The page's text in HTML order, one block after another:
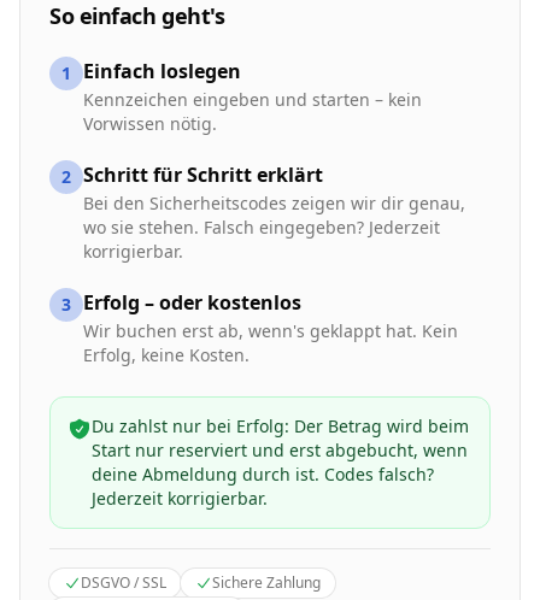
So einfach geht's
1 Einfach loslegen
Kennzeichen eingeben und starten – kein
Vorwissen nötig.
2 Schritt für Schritt erklärt
Bei den Sicherheitscodes zeigen wir dir genau,
wo sie stehen. Falsch eingegeben? Jederzeit
korrigierbar.
3 Erfolg – oder kostenlos
Wir buchen erst ab, wenn's geklappt hat. Kein
Erfolg, keine Kosten.
Du zahlst nur bei Erfolg: Der Betrag wird beim
Start nur reserviert und erst abgebucht, wenn
deine Abmeldung durch ist. Codes falsch?
Jederzeit korrigierbar.
DSGVO / SSL
Sichere Zahlung